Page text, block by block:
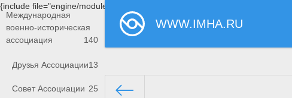
{include file="engine/modules/saperu/head.php"}
WWW.IMHA.RU
Международная
военно-историческая
ассоциация
140
Друзья Ассоциации13
Совет Ассоциации 25